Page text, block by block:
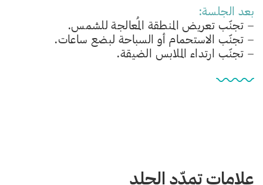
بعد الجلسة:
– تجنّب تعريض المنطقة المُعالجة للشمس.
– تجنّب الاستحمام أو السباحة لبضع ساعات.
– تجنّب ارتداء الملابس الضيقة.
علامات تمدّد الجلد